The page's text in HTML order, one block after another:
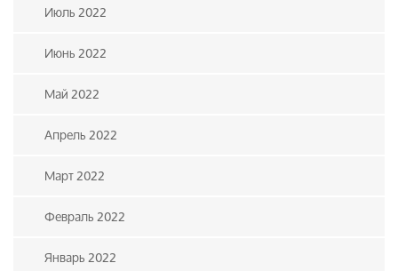
Июль 2022
Июнь 2022
Май 2022
Апрель 2022
Март 2022
Февраль 2022
Январь 2022